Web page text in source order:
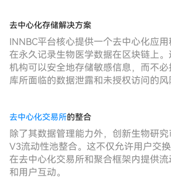
去中心化存储解决方案
INNBC平台核心提供一个去中心化应
在永久记录生物医学数据在区块链上
机构可以安全地存储敏感信息，而不
库所面临的数据泄露和未授权访问的风
去中心化交易所的整合
除了其数据管理能力外，创新生物研
V3流动性池整合。这不仅允许用户交
在去中心化交易所和聚合框架内提供
和用户互动。